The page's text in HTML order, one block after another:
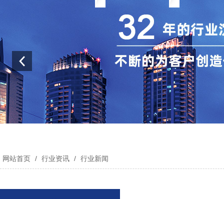
网站首页 / 行业资讯 / 行业新闻